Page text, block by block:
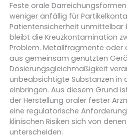
Feste orale
weniger anfällig für
Patientensicherheit
bleibt die Kreuzkontamination
Problem. Metallfragmente oder
aus gemeinsam genutzten
Dosierungsgleichmäßigkeit
unbeabsichtigte Substanzen in
einbringen. Aus diesem Grund
der Herstellung oraler fester
eine regulatorische
klinischen Risiken sich von
unterscheiden.